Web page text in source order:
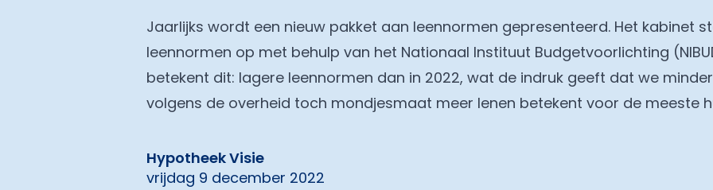
Jaarlijks wordt een nieuw pakket aan leennormen gepresenteerd. Het kabinet
leennormen op met behulp van het Nationaal Instituut Budgetvoorlichting
betekent dit: lagere leennormen dan in 2022, wat de indruk geeft dat we
volgens de overheid toch mondjesmaat meer lenen betekent voor de meeste
Hypotheek Visie
vrijdag 9 december 2022